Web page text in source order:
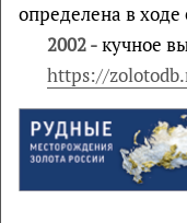
определена в ходе
2002 -кучное
https://